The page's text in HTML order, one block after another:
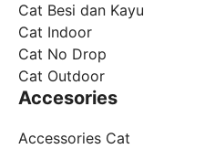
Cat Besi dan Kayu
Cat Indoor
Cat No Drop
Cat Outdoor
Accesories
Accessories Cat